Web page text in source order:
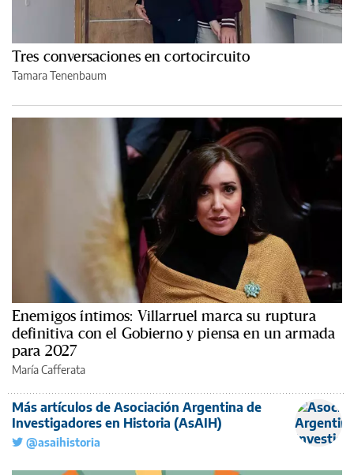
Tres conversaciones en cortocircuito
Tamara Tenenbaum
Enemigos íntimos: Villarruel marca su ruptura
definitiva con el Gobierno y piensa en un armada
para 2027
María Cafferata
Más artículos de Asociación Argentina de
Investigadores en Historia (AsAIH)
@asaihistoria